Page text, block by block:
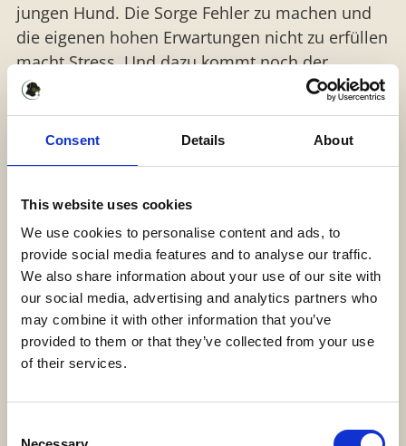
Consent Details About
This website uses cookies
We use cookies to personalise content and ads, to
provide social media features and to analyse our traffic.
We also share information about your use of our site with
our social media, advertising and analytics partners who
may combine it with other information that you’ve
provided to them or that they’ve collected from your use
of their services.
jungen Hund. Die Sorge Fehler zu machen und
die eigenen hohen Erwartungen nicht zu erfüllen
macht Stress. Und dazu kommt noch der
vermeintliche Konkurrenzdruck von außen. So
schön die digitale Vernetzung auch sein kann,
man tappt doch zu schnell in die Vergleichsfalle.
Ich kann gar nicht zählen wie oft ich Videos von
bangen Frage: müssten wir das nicht auch schon
können? Da kommen schnell Selbstzweifel auf
und der Druck steigt weiter.
So oft muss ich beruhigen und erklären, dass
alles ok ist und jeder in seinem Tempo voran
geht. Und man auch gar nicht weiß, wie viele
Videos gedreht wurden, bis diese Variante dabei